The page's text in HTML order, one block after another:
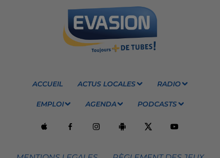
ACCUEIL ACTUS LOCALES RADIO
EMPLOI AGENDA PODCASTS